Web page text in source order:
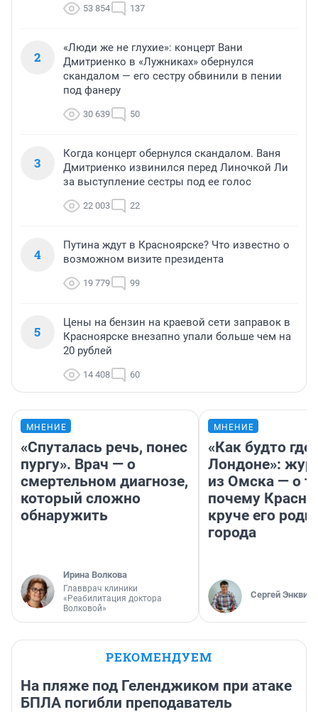
53 854 137
2
«Люди же не глухие»: концерт Вани
Дмитриенко в «Лужниках» обернулся
скандалом — его сестру обвинили в пении
под фанеру
30 639 50
3
Когда концерт обернулся скандалом. Ваня
Дмитриенко извинился перед Линочкой Ли
за выступление сестры под ее голос
22 003 22
4
Путина ждут в Красноярске? Что известно о
возможном визите президента
19 779 99
5
Цены на бензин на краевой сети заправок в
Красноярске внезапно упали больше чем на
20 рублей
14 408 60
МНЕНИЕ
«Спуталась речь, понес
пургу». Врач — о
смертельном диагнозе,
который сложно
обнаружить
Ирина Волкова
Главврач клиники
«Реабилитация доктора
Волковой»
МНЕНИЕ
«Как будто
Лондоне»:
из Омска — о
почему
круче его
города
Сергей Энквист
РЕКОМЕНДУЕМ
На пляже под Геленджиком при атаке
БПЛА погибли преподаватель